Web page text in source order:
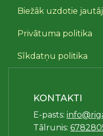
Biežāk uzdotie
Privātuma politika
Sīkdatņu politika
KONTAKTI
E-pasts:
Tālrunis: